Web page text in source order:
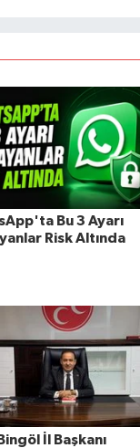
Bu 3 Ayarı
Risk Altında
İl Başkanı